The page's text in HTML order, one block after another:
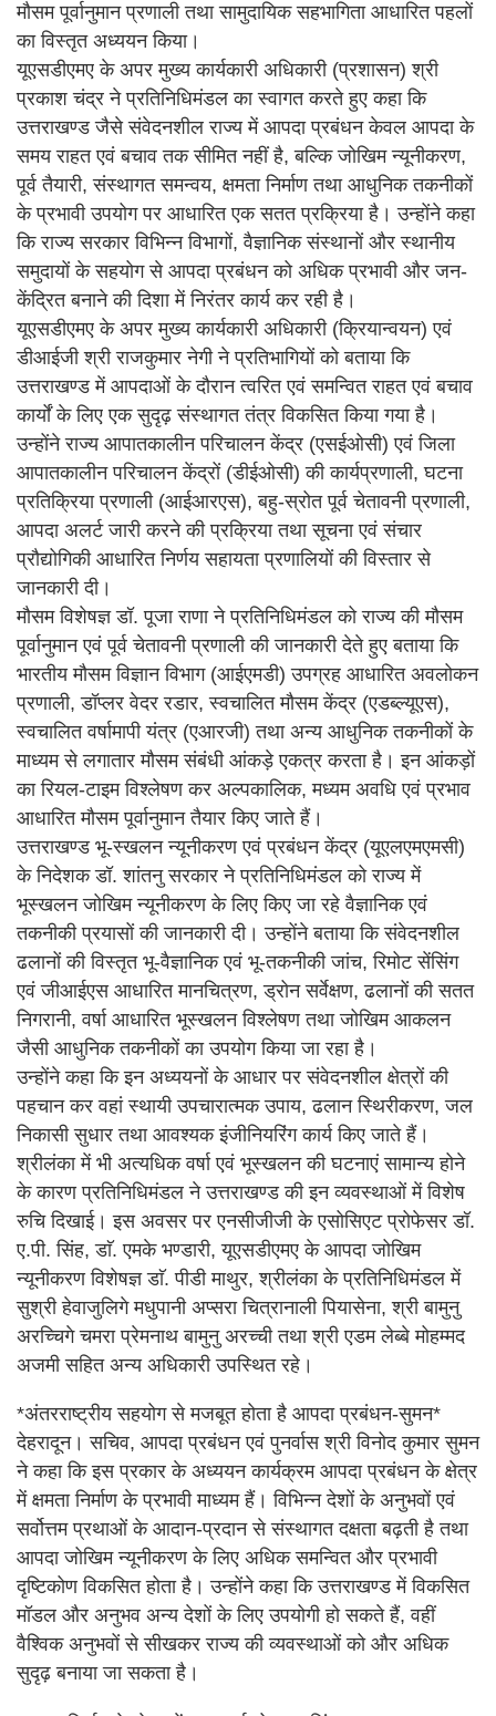
मौसम पूर्वानुमान प्रणाली तथा सामुदायिक सहभागिता आधारित पहलों
का विस्तृत अध्ययन किया।
यूएसडीएमए के अपर मुख्य कार्यकारी अधिकारी (प्रशासन) श्री
प्रकाश चंद्र ने प्रतिनिधिमंडल का स्वागत करते हुए कहा कि
उत्तराखण्ड जैसे संवेदनशील राज्य में आपदा प्रबंधन केवल आपदा के
समय राहत एवं बचाव तक सीमित नहीं है, बल्कि जोखिम न्यूनीकरण,
पूर्व तैयारी, संस्थागत समन्वय, क्षमता निर्माण तथा आधुनिक तकनीकों
के प्रभावी उपयोग पर आधारित एक सतत प्रक्रिया है। उन्होंने कहा
कि राज्य सरकार विभिन्न विभागों, वैज्ञानिक संस्थानों और स्थानीय
समुदायों के सहयोग से आपदा प्रबंधन को अधिक प्रभावी और जन-
केंद्रित बनाने की दिशा में निरंतर कार्य कर रही है।
यूएसडीएमए के अपर मुख्य कार्यकारी अधिकारी (क्रियान्वयन) एवं
डीआईजी श्री राजकुमार नेगी ने प्रतिभागियों को बताया कि
उत्तराखण्ड में आपदाओं के दौरान त्वरित एवं समन्वित राहत एवं बचाव
कार्यों के लिए एक सुदृढ़ संस्थागत तंत्र विकसित किया गया है।
उन्होंने राज्य आपातकालीन परिचालन केंद्र (एसईओसी) एवं जिला
आपातकालीन परिचालन केंद्रों (डीईओसी) की कार्यप्रणाली, घटना
प्रतिक्रिया प्रणाली (आईआरएस), बहु-स्रोत पूर्व चेतावनी प्रणाली,
आपदा अलर्ट जारी करने की प्रक्रिया तथा सूचना एवं संचार
प्रौद्योगिकी आधारित निर्णय सहायता प्रणालियों की विस्तार से
जानकारी दी।
मौसम विशेषज्ञ डॉ. पूजा राणा ने प्रतिनिधिमंडल को राज्य की मौसम
पूर्वानुमान एवं पूर्व चेतावनी प्रणाली की जानकारी देते हुए बताया कि
भारतीय मौसम विज्ञान विभाग (आईएमडी) उपग्रह आधारित अवलोकन
प्रणाली, डॉप्लर वेदर रडार, स्वचालित मौसम केंद्र (एडब्ल्यूएस),
स्वचालित वर्षामापी यंत्र (एआरजी) तथा अन्य आधुनिक तकनीकों के
माध्यम से लगातार मौसम संबंधी आंकड़े एकत्र करता है। इन आंकड़ों
का रियल-टाइम विश्लेषण कर अल्पकालिक, मध्यम अवधि एवं प्रभाव
आधारित मौसम पूर्वानुमान तैयार किए जाते हैं।
उत्तराखण्ड भू-स्खलन न्यूनीकरण एवं प्रबंधन केंद्र (यूएलएमएमसी)
के निदेशक डॉ. शांतनु सरकार ने प्रतिनिधिमंडल को राज्य में
भूस्खलन जोखिम न्यूनीकरण के लिए किए जा रहे वैज्ञानिक एवं
तकनीकी प्रयासों की जानकारी दी। उन्होंने बताया कि संवेदनशील
ढलानों की विस्तृत भू-वैज्ञानिक एवं भू-तकनीकी जांच, रिमोट सेंसिंग
एवं जीआईएस आधारित मानचित्रण, ड्रोन सर्वेक्षण, ढलानों की सतत
निगरानी, वर्षा आधारित भूस्खलन विश्लेषण तथा जोखिम आकलन
जैसी आधुनिक तकनीकों का उपयोग किया जा रहा है।
उन्होंने कहा कि इन अध्ययनों के आधार पर संवेदनशील क्षेत्रों की
पहचान कर वहां स्थायी उपचारात्मक उपाय, ढलान स्थिरीकरण, जल
निकासी सुधार तथा आवश्यक इंजीनियरिंग कार्य किए जाते हैं।
श्रीलंका में भी अत्यधिक वर्षा एवं भूस्खलन की घटनाएं सामान्य होने
के कारण प्रतिनिधिमंडल ने उत्तराखण्ड की इन व्यवस्थाओं में विशेष
रुचि दिखाई। इस अवसर पर एनसीजीजी के एसोसिएट प्रोफेसर डॉ.
ए.पी. सिंह, डाॅ. एमके भण्डारी, यूएसडीएमए के आपदा जोखिम
न्यूनीकरण विशेषज्ञ डाॅ. पीडी माथुर, श्रीलंका के प्रतिनिधिमंडल में
सुश्री हेवाजुलिगे मधुपानी अप्सरा चित्रानाली पियासेना, श्री बामुनु
अरच्चिगे चमरा प्रेमनाथ बामुनु अरच्ची तथा श्री एडम लेब्बे मोहम्मद
अजमी सहित अन्य अधिकारी उपस्थित रहे।
*अंतरराष्ट्रीय सहयोग से मजबूत होता है आपदा प्रबंधन-सुमन*
देहरादून। सचिव, आपदा प्रबंधन एवं पुनर्वास श्री विनोद कुमार सुमन
ने कहा कि इस प्रकार के अध्ययन कार्यक्रम आपदा प्रबंधन के क्षेत्र
में क्षमता निर्माण के प्रभावी माध्यम हैं। विभिन्न देशों के अनुभवों एवं
सर्वोत्तम प्रथाओं के आदान-प्रदान से संस्थागत दक्षता बढ़ती है तथा
आपदा जोखिम न्यूनीकरण के लिए अधिक समन्वित और प्रभावी
दृष्टिकोण विकसित होता है। उन्होंने कहा कि उत्तराखण्ड में विकसित
मॉडल और अनुभव अन्य देशों के लिए उपयोगी हो सकते हैं, वहीं
वैश्विक अनुभवों से सीखकर राज्य की व्यवस्थाओं को और अधिक
सुदृढ़ बनाया जा सकता है।